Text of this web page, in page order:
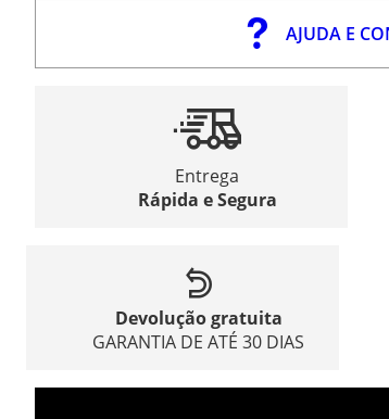
AJUDA E
Entrega
Rápida e Segura
Devolução gratuita
GARANTIA DE ATÉ 30 DIAS